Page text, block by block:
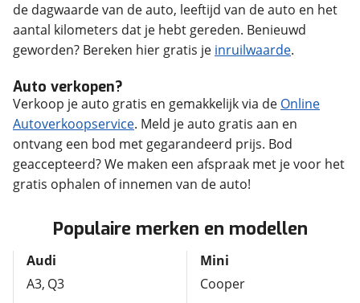
de dagwaarde van de auto, leeftijd van de auto en het
aantal kilometers dat je hebt gereden. Benieuwd
geworden? Bereken hier gratis je inruilwaarde.
Auto verkopen?
Verkoop je auto gratis en gemakkelijk via de Online
Autoverkoopservice. Meld je auto gratis aan en
ontvang een bod met gegarandeerd prijs. Bod
geaccepteerd? We maken een afspraak met je voor het
gratis ophalen of innemen van de auto!
Populaire merken en modellen
Audi
A3 Q3
Mini
Cooper